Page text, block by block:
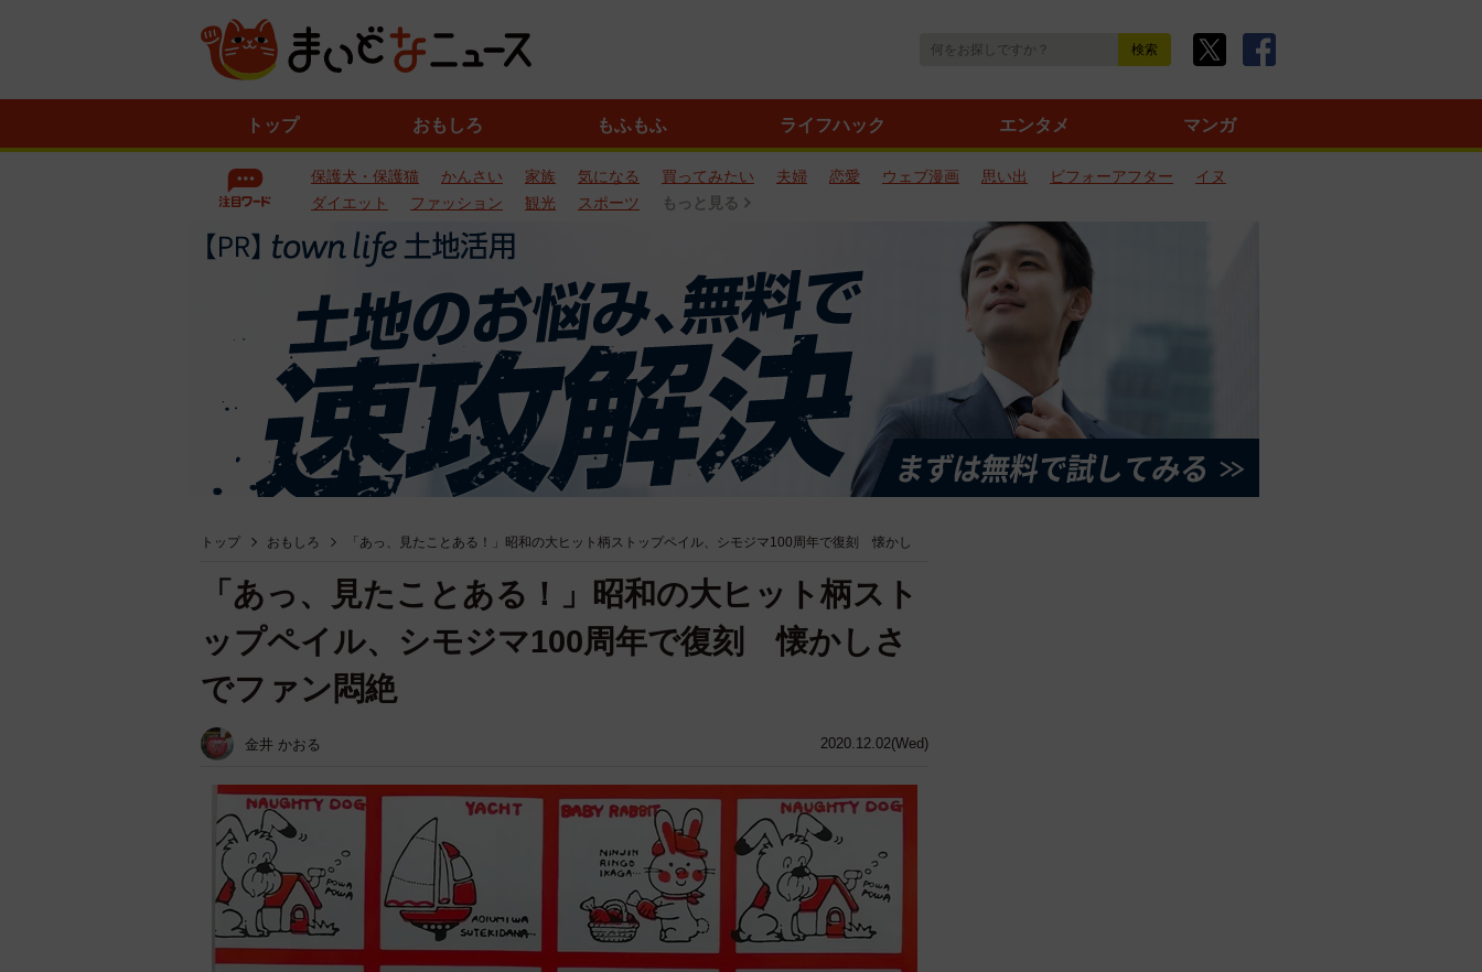
トップ おもしろ もふもふ ライフハック エンタメ マンガ
保護犬・保護猫 かんさい 家族 気になる 買ってみたい 夫婦 恋愛 ウェブ漫画 思い出 ビフォーアフター
イヌ
ダイエット
ファッション 観光 スポーツ もっと見る
トップ おもしろ 「あっ、見たことある！」昭和の大ヒット柄ストップペイル、シモジマ100周年で復刻 懐かし
2020.12.02(Wed)
「あっ、見たことある！」昭和の大ヒット柄スト
ップペイル、シモジマ100周年で復刻 懐かしさ
でファン悶絶
金井 かおる